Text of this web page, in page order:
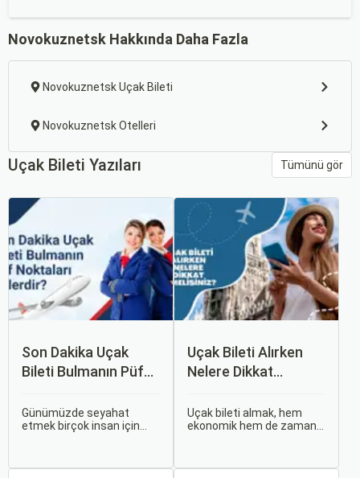
Novokuznetsk Hakkında Daha Fazla
Novokuznetsk Uçak Bileti
Novokuznetsk Otelleri
Uçak Bileti Yazıları Tümünü gör
Son Dakika Uçak
Bileti Bulmanın Püf
Günümüzde seyahat
etmek birçok insan için
Uçak Bileti Alırken
Nelere Dikkat
Uçak bileti almak, hem
ekonomik hem de zaman